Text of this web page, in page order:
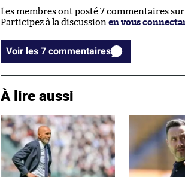
Les membres ont posté 7 commentaires
Participez à la discussion en vous
Voir les 7 commentaires
À lire aussi